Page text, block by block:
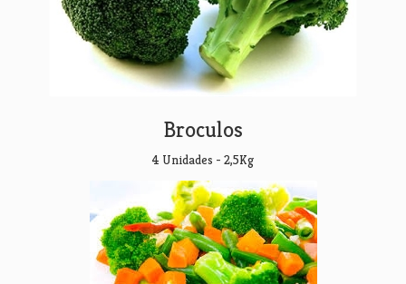
Broculos
4 Unidades - 2,5Kg